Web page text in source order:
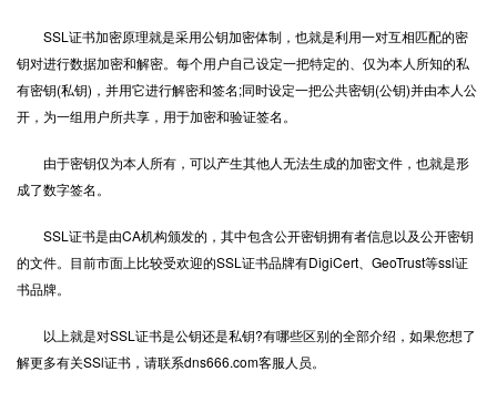
SSL证书加密原理就是采用公钥加密体制，也就是利用一对互相匹配的密
钥对进行数据加密和解密。每个用户自己设定一把特定的、仅为本人所知的私
有密钥(私钥)，并用它进行解密和签名;同时设定一把公共密钥(公钥)并由本人公
开，为一组用户所共享，用于加密和验证签名。
由于密钥仅为本人所有，可以产生其他人无法生成的加密文件，也就是形
成了数字签名。
SSL证书是由CA机构颁发的，其中包含公开密钥拥有者信息以及公开密钥
的文件。目前市面上比较受欢迎的SSL证书品牌有DigiCert、GeoTrust等ssl证
书品牌。
以上就是对SSL证书是公钥还是私钥?有哪些区别的全部介绍，如果您想了
解更多有关SSl证书，请联系dns666.com客服人员。